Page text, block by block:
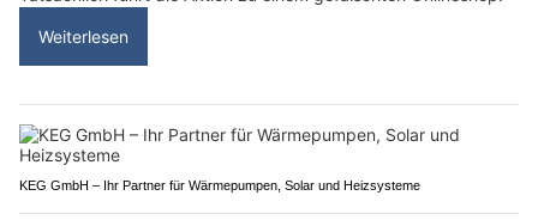
Weiterlesen
KEG GmbH – Ihr Partner für Wärmepumpen, Solar und Heizsysteme